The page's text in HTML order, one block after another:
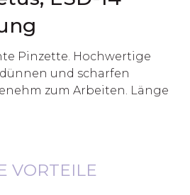
Pinzette. Hochwertige
und scharfen
zum Arbeiten. Länge
VORTEILE